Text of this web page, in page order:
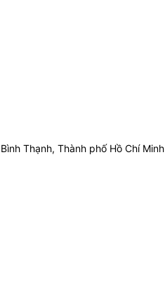
Thạnh, Thành phố Hồ Chí Minh